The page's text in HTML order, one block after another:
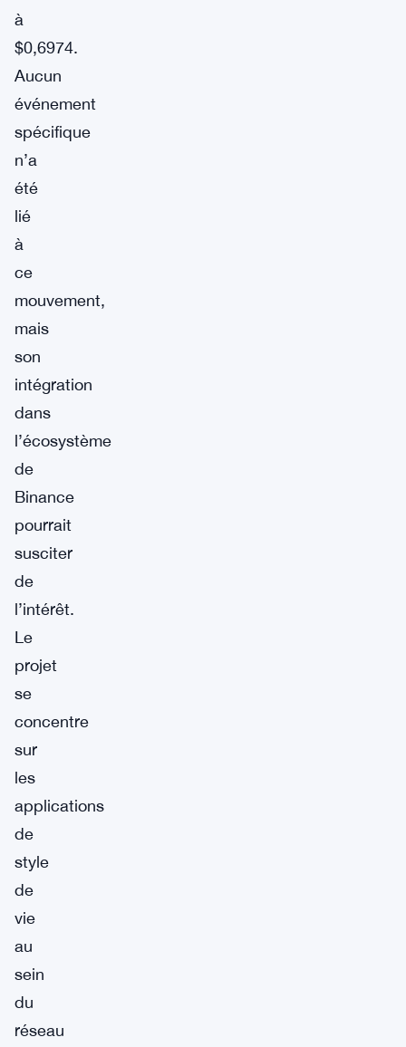
à
$0,6974.
Aucun
événement
spécifique
n’a
été
lié
à
ce
mouvement,
mais
son
intégration
dans
l’écosystème
de
Binance
pourrait
susciter
de
l’intérêt.
Le
projet
se
concentre
sur
les
applications
de
style
de
vie
au
sein
du
réseau